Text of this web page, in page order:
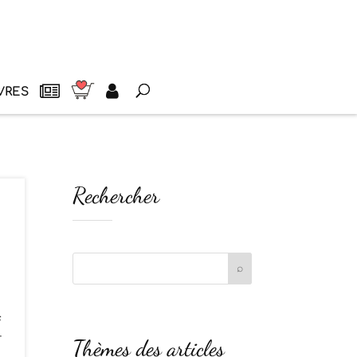
Rechercher
Thèmes des articles